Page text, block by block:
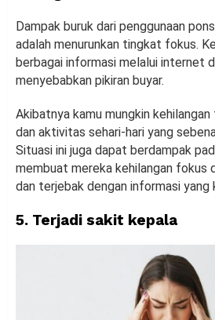
Dampak buruk dari penggunaan
adalah menurunkan tingkat fokus.
berbagai informasi melalui internet
menyebabkan pikiran buyar.
Akibatnya kamu mungkin
dan aktivitas sehari-hari yang
Situasi ini juga dapat berdampak
membuat mereka kehilangan fokus
dan terjebak dengan informasi yang
5. Terjadi sakit kepala